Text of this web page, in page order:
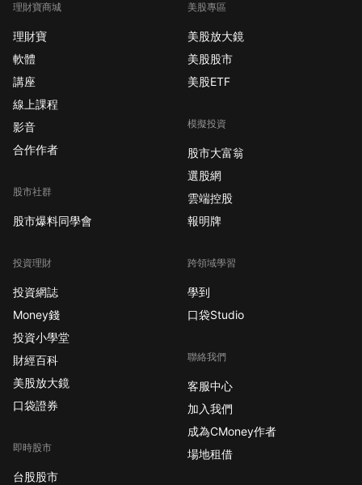
理財寶商城
理財寶
軟體
講座
線上課程
影音
合作作者
股市社群
股市爆料同學會
投資理財
投資網誌
Money錢
投資小學堂
財經百科
美股放大鏡
口袋證券
即時股市
台股股市
美股專區
美股放大鏡
美股股市
美股ETF
模擬投資
股市大富翁
選股網
雲端控股
報明牌
跨領域學習
學到
口袋Studio
聯絡我們
客服中心
加入我們
成為CMoney作者
場地租借